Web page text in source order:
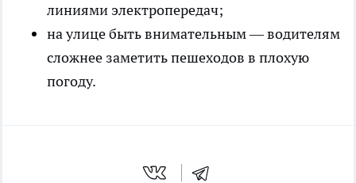
линиями электропередач;
на улице быть внимательным — водителям
сложнее заметить пешеходов в плохую
погоду.